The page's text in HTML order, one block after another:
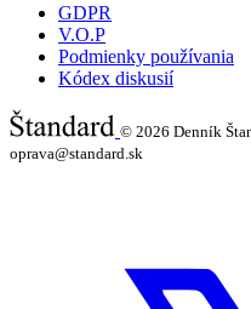
GDPR
V.O.P
Podmienky používania
Kódex diskusií
© 2026 Denník
oprava@standard.sk